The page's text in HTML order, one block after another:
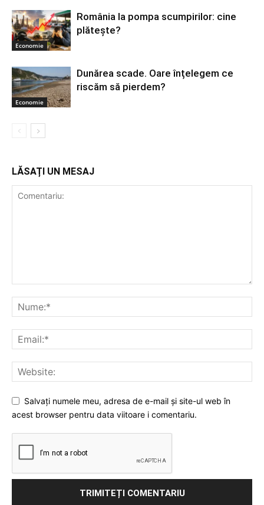
Economie
România la pompa scumpirilor: cine
plătește?
Economie
Dunărea scade. Oare înțelegem ce
riscăm să pierdem?
LĂSAȚI UN MESAJ
Salvați numele meu, adresa de e-mail și site-ul web în
acest browser pentru data viitoare i comentariu.